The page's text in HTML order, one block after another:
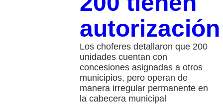
autorización
Los choferes detallaron que 200
unidades cuentan con
concesiones asignadas a otros
municipios, pero operan de
manera irregular permanente en
la cabecera municipal